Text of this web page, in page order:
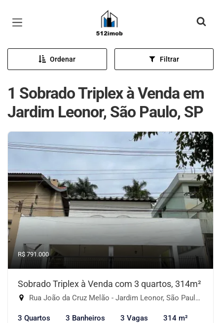
Página inicial
Ordenar Filtrar
1 Sobrado Triplex à Venda em
Jardim Leonor, São Paulo, SP
R$ 791.000
Sobrado Triplex à Venda com 3 quartos, 314m²
Rua João da Cruz Melão - Jardim Leonor, São Paulo-SP
3 Quartos 3 Banheiros 3 Vagas 314 m²